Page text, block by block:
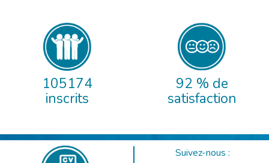
105174
inscrits
92 % de
satisfaction
Suivez-nous :